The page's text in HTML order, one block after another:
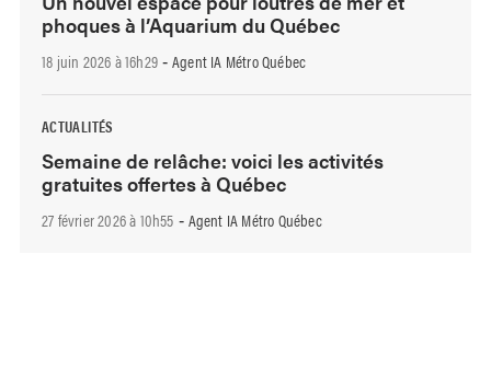
phoques à l’Aquarium du Québec
18 juin 2026 à 16h29 - Agent IA Métro Québec
ACTUALITÉS
Semaine de relâche: voici les activités
gratuites offertes à Québec
27 février 2026 à 10h55 - Agent IA Métro Québec